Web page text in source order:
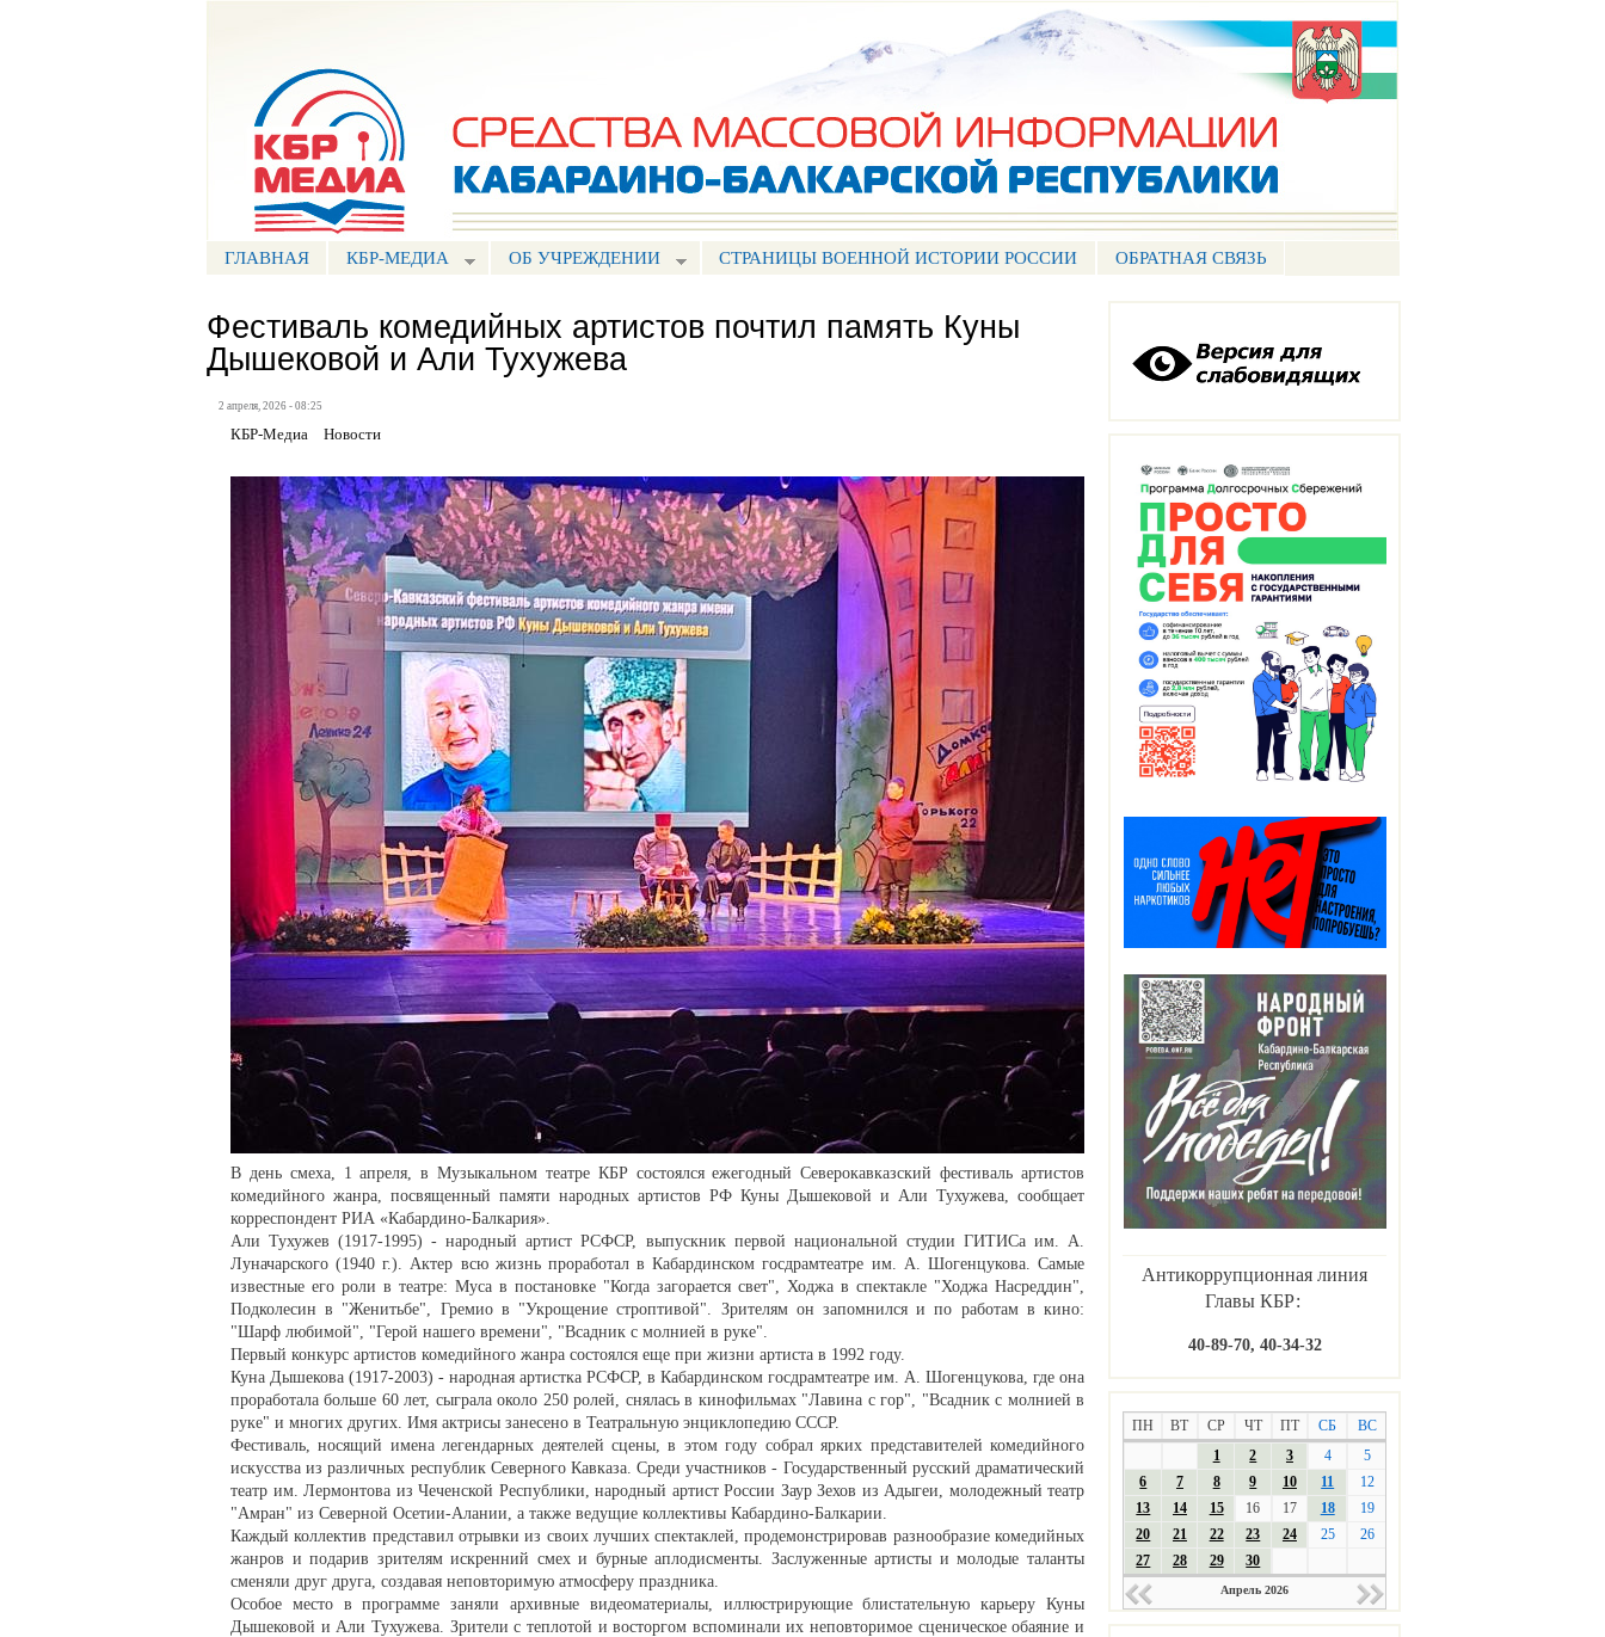
ГЛАВНАЯ КБР-МЕДИА ОБ УЧРЕЖДЕНИИ СТРАНИЦЫ ВОЕННОЙ ИСТОРИИ РОССИИ ОБРАТНАЯ СВЯЗЬ
Антикоррупционная линия
Главы КБР:
40-89-70, 40-34-32
ПН ВТ СР ЧТ ПТ СБ
ВС
1
2 3 4
5
6
7 8 9 10 11
12
13
14 15 16 17 18
19
20
21 22 23 24 25
26
27
28 29 30
Апрель 2026
Фестиваль комедийных артистов почтил память Куны
Дышековой и Али Тухужева
2 апреля, 2026 - 08:25
КБР-Медиа Новости
В день смеха, 1 апреля, в Музыкальном театре КБР состоялся ежегодный Северокавказский фестиваль артистов
комедийного жанра, посвященный памяти народных артистов РФ Куны Дышековой и Али Тухужева, сообщает
корреспондент РИА «Кабардино-Балкария».
Али Тухужев (1917-1995) - народный артист РСФСР, выпускник первой национальной студии ГИТИСа им. А.
Луначарского (1940 г.). Актер всю жизнь проработал в Кабардинском госдрамтеатре им. А. Шогенцукова. Самые
известные его роли в театре: Муса в постановке "Когда загорается свет", Ходжа в спектакле "Ходжа Насреддин",
Подколесин в "Женитьбе", Гремио в "Укрощение строптивой". Зрителям он запомнился и по работам в кино:
"Шарф любимой", "Герой нашего времени", "Всадник с молнией в руке".
Первый конкурс артистов комедийного жанра состоялся еще при жизни артиста в 1992 году.
Куна Дышекова (1917-2003) - народная артистка РСФСР, в Кабардинском госдрамтеатре им. А. Шогенцукова, где она
проработала больше 60 лет, сыграла около 250 ролей, снялась в кинофильмах "Лавина с гор", "Всадник с молнией в
руке" и многих других. Имя актрисы занесено в Театральную энциклопедию СССР.
Фестиваль, носящий имена легендарных деятелей сцены, в этом году собрал ярких представителей комедийного
искусства из различных республик Северного Кавказа. Среди участников - Государственный русский драматический
театр им. Лермонтова из Чеченской Республики, народный артист России Заур Зехов из Адыгеи, молодежный театр
"Амран" из Северной Осетии-Алании, а также ведущие коллективы Кабардино-Балкарии.
Каждый коллектив представил отрывки из своих лучших спектаклей, продемонстрировав разнообразие комедийных
жанров и подарив зрителям искренний смех и бурные аплодисменты. Заслуженные артисты и молодые таланты
сменяли друг друга, создавая неповторимую атмосферу праздника.
Особое место в программе заняли архивные видеоматериалы, иллюстрирующие блистательную карьеру Куны
Дышековой и Али Тухужева. Зрители с теплотой и восторгом вспоминали их неповторимое сценическое обаяние и